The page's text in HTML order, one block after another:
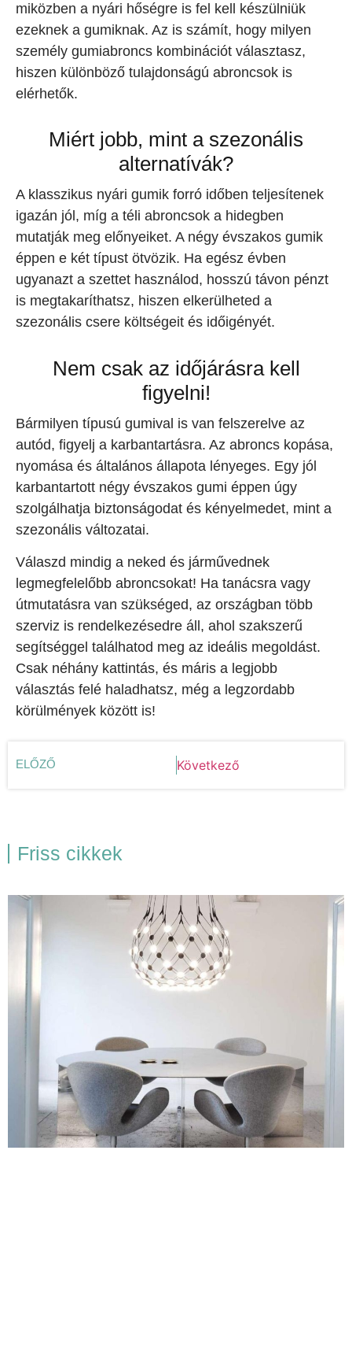
miközben a nyári hőségre is fel kell készülniük
ezeknek a gumiknak. Az is számít, hogy milyen
személy gumiabroncs kombinációt választasz,
hiszen különböző tulajdonságú abroncsok is
elérhetők.
Miért jobb, mint a szezonális
alternatívák?
A klasszikus nyári gumik forró időben teljesítenek
igazán jól, míg a téli abroncsok a hidegben
mutatják meg előnyeiket. A négy évszakos gumik
éppen e két típust ötvözik. Ha egész évben
ugyanazt a szettet használod, hosszú távon pénzt
is megtakaríthatsz, hiszen elkerülheted a
szezonális csere költségeit és időigényét.
Nem csak az időjárásra kell
figyelni!
Bármilyen típusú gumival is van felszerelve az
autód, figyelj a karbantartásra. Az abroncs kopása,
nyomása és általános állapota lényeges. Egy jól
karbantartott négy évszakos gumi éppen úgy
szolgálhatja biztonságodat és kényelmedet, mint a
szezonális változatai.
Válaszd mindig a neked és járművednek
legmegfelelőbb abroncsokat! Ha tanácsra vagy
útmutatásra van szükséged, az országban több
szerviz is rendelkezésedre áll, ahol szakszerű
segítséggel találhatod meg az ideális megoldást.
Csak néhány kattintás, és máris a legjobb
választás felé haladhatsz, még a legzordabb
körülmények között is!
ELŐZŐ Következő
Friss cikkek